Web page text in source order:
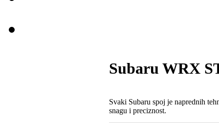
Subaru WRX
Svaki Subaru spoj je naprednih
snagu i preciznost.